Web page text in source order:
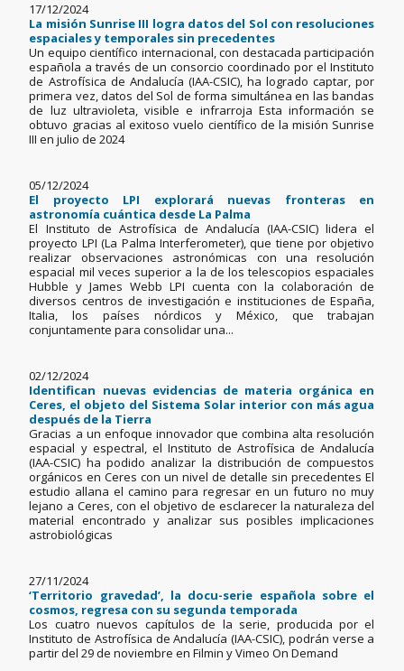
17/12/2024
La misión Sunrise III logra datos del Sol con resoluciones
espaciales y temporales sin precedentes
Un equipo científico internacional, con destacada participación
española a través de un consorcio coordinado por el Instituto
de Astrofísica de Andalucía (IAA-CSIC), ha logrado captar, por
primera vez, datos del Sol de forma simultánea en las bandas
de luz ultravioleta, visible e infrarroja Esta información se
obtuvo gracias al exitoso vuelo científico de la misión Sunrise
III en julio de 2024
05/12/2024
El proyecto LPI explorará nuevas fronteras en
astronomía cuántica desde La Palma
El Instituto de Astrofísica de Andalucía (IAA-CSIC) lidera el
proyecto LPI (La Palma Interferometer), que tiene por objetivo
realizar observaciones astronómicas con una resolución
espacial mil veces superior a la de los telescopios espaciales
Hubble y James Webb LPI cuenta con la colaboración de
diversos centros de investigación e instituciones de España,
Italia, los países nórdicos y México, que trabajan
conjuntamente para consolidar una...
02/12/2024
Identifican nuevas evidencias de materia orgánica en
Ceres, el objeto del Sistema Solar interior con más agua
después de la Tierra
Gracias a un enfoque innovador que combina alta resolución
espacial y espectral, el Instituto de Astrofísica de Andalucía
(IAA-CSIC) ha podido analizar la distribución de compuestos
orgánicos en Ceres con un nivel de detalle sin precedentes El
estudio allana el camino para regresar en un futuro no muy
lejano a Ceres, con el objetivo de esclarecer la naturaleza del
material encontrado y analizar sus posibles implicaciones
astrobiológicas
27/11/2024
‘Territorio gravedad’, la docu-serie española sobre el
cosmos, regresa con su segunda temporada
Los cuatro nuevos capítulos de la serie, producida por el
Instituto de Astrofísica de Andalucía (IAA-CSIC), podrán verse a
partir del 29 de noviembre en Filmin y Vimeo On Demand